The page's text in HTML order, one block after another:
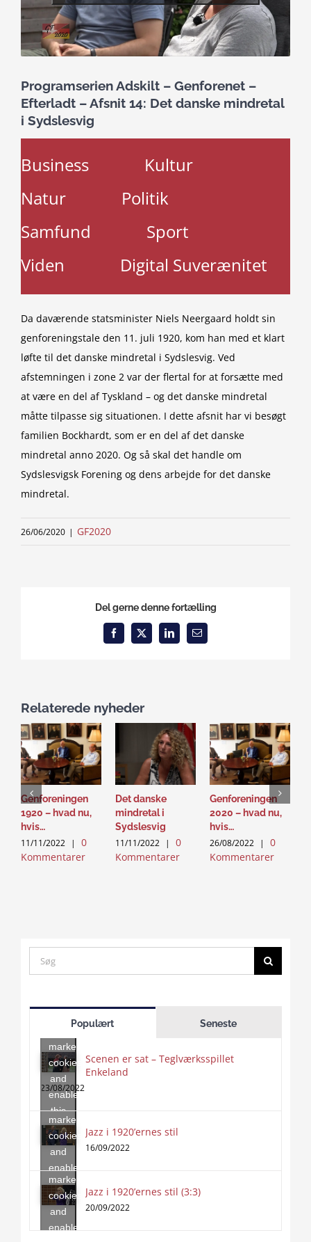
Programserien Adskilt – Genforenet –
Efterladt – Afsnit 14: Det danske mindretal
i Sydslesvig
Business
Kultur
Natur
Politik
Samfund
Sport
Viden
Digital Suverænitet
Da daværende statsminister Niels Neergaard holdt sin
genforeningstale den 11. juli 1920, kom han med et klart
løfte til det danske mindretal i Sydslesvig. Ved
afstemningen i zone 2 var der flertal for at forsætte med
at være en del af Tyskland – og det danske mindretal
måtte tilpasse sig situationen. I dette afsnit har vi besøgt
familien Bockhardt, som er en del af det danske
mindretal anno 2020. Og så skal det handle om
Sydslesvigsk Forening og dens arbejde for det danske
mindretal.
26/06/2020 | GF2020
Del gerne denne fortælling
Facebook
X LinkedInEmail
Relaterede nyheder
Genforeningen
1920 – hvad nu,
hvis…
11/11/2022 |
0
Kommentarer
Det danske
mindretal i
Sydslesvig
11/11/2022 |
0
Kommentarer
Genforeningen
2020 – hvad nu,
hvis…
26/08/2022 |
0
Kommentarer
Search
for:
Populært Seneste
accept
marketing
cookies
and
enable
this
content
Scenen er sat – Teglværksspillet
Enkeland
23/08/2022
Click
to
marketing
cookies
and
enable
this
content
Jazz i 1920’ernes stil
16/09/2022
Click
to
accept
marketing
cookies
and
enable
Jazz i 1920’ernes stil (3:3)
20/09/2022